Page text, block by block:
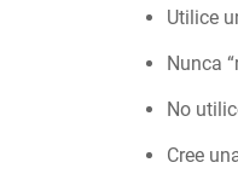
Utilice
Nunca
No
Cree